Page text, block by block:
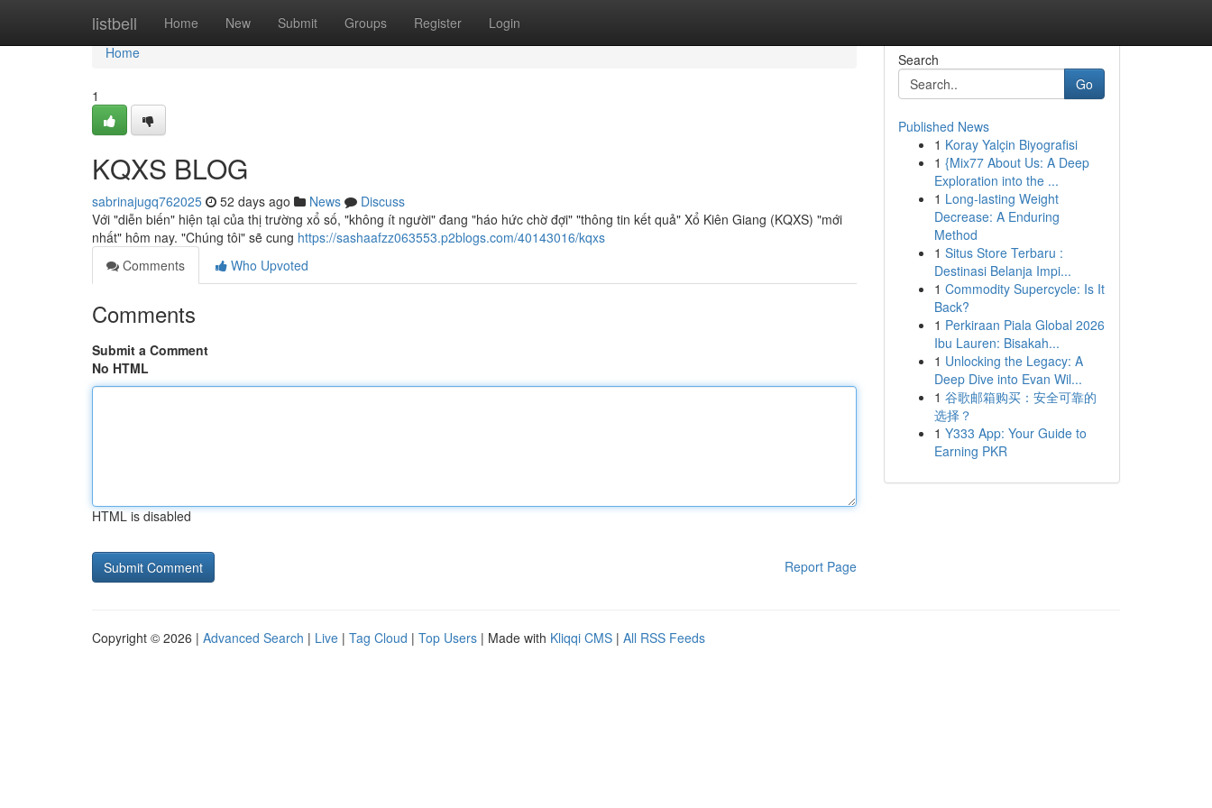
listbell Home New Submit Groups Register Login
Home
Home
1
KQXS BLOG
sabrinajugq762025 52 days ago News
Discuss
Với "diễn biến" hiện tại của thị trường xổ số, "không ít người" đang "háo hức chờ đợi" "thông tin kết quả" Xổ Kiên Giang (KQXS) "mới
nhất" hôm nay. "Chúng tôi" sẽ cung https://sashaafzz063553.p2blogs.com/40143016/kqxs
Comments
Who Upvoted
Comments
Submit a Comment
No HTML
HTML is disabled
Report Page
Search
Go
Published News
1 Koray Yalçin Biyografisi
1 {Mix77 About Us: A Deep
Exploration into the ...
1 Long-lasting Weight
Decrease: A Enduring
Method
1 Situs Store Terbaru :
Destinasi Belanja Impi...
1 Commodity Supercycle: Is It
Back?
1 Perkiraan Piala Global 2026
Ibu Lauren: Bisakah...
1 Unlocking the Legacy: A
Deep Dive into Evan Wil...
1 谷歌邮箱购买：安全可靠的
选择？
1 Y333 App: Your Guide to
Earning PKR
Copyright © 2026 | Advanced Search | Live | Tag Cloud | Top Users | Made with Kliqqi CMS | All RSS Feeds